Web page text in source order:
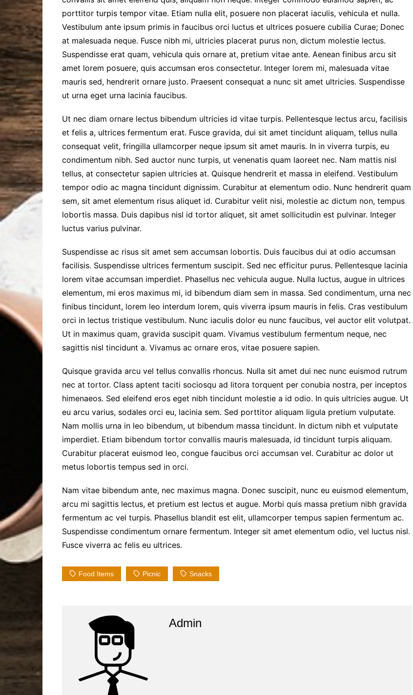
porttitor turpis tempor vitae. Etiam nulla elit, posuere non placerat iaculis, vehicula et nulla.
Vestibulum ante ipsum primis in faucibus orci luctus et ultrices posuere cubilia Curae; Donec
at malesuada neque. Fusce nibh mi, ultricies placerat purus non, dictum molestie lectus.
Suspendisse erat quam, vehicula quis ornare at, pretium vitae ante. Aenean finibus arcu sit
amet lorem posuere, quis accumsan eros consectetur. Integer lorem mi, malesuada vitae
mauris sed, hendrerit ornare justo. Praesent consequat a nunc sit amet ultricies. Suspendisse
ut urna eget urna lacinia faucibus.
Ut nec diam ornare lectus bibendum ultricies id vitae turpis. Pellentesque lectus arcu, facilisis
et felis a, ultrices fermentum erat. Fusce gravida, dui sit amet tincidunt aliquam, tellus nulla
consequat velit, fringilla ullamcorper neque ipsum sit amet mauris. In in viverra turpis, eu
condimentum nibh. Sed auctor nunc turpis, ut venenatis quam laoreet nec. Nam mattis nisl
tellus, at consectetur sapien ultricies at. Quisque hendrerit et massa in eleifend. Vestibulum
tempor odio ac magna tincidunt dignissim. Curabitur at elementum odio. Nunc hendrerit quam
sem, sit amet elementum risus aliquet id. Curabitur velit nisi, molestie ac dictum non, tempus
lobortis massa. Duis dapibus nisl id tortor aliquet, sit amet sollicitudin est pulvinar. Integer
luctus varius pulvinar.
Suspendisse ac risus sit amet sem accumsan lobortis. Duis faucibus dui at odio accumsan
facilisis. Suspendisse ultrices fermentum suscipit. Sed nec efficitur purus. Pellentesque lacinia
lorem vitae accumsan imperdiet. Phasellus nec vehicula augue. Nulla luctus, augue in ultrices
elementum, mi eros maximus mi, id bibendum diam sem in massa. Sed condimentum, urna nec
finibus tincidunt, lorem leo interdum lorem, quis viverra ipsum mauris in felis. Cras vestibulum
orci in lectus tristique vestibulum. Nunc iaculis dolor eu nunc faucibus, vel auctor elit volutpat.
Ut in maximus quam, gravida suscipit quam. Vivamus vestibulum fermentum neque, nec
sagittis nisl tincidunt a. Vivamus ac ornare eros, vitae posuere sapien.
Quisque gravida arcu vel tellus convallis rhoncus. Nulla sit amet dui nec nunc euismod rutrum
nec at tortor. Class aptent taciti sociosqu ad litora torquent per conubia nostra, per inceptos
himenaeos. Sed eleifend eros eget nibh tincidunt molestie a id odio. In quis ultricies augue. Ut
eu arcu varius, sodales orci eu, lacinia sem. Sed porttitor aliquam ligula pretium vulputate.
Nam mollis urna in leo bibendum, ut bibendum massa tincidunt. In dictum nibh et vulputate
imperdiet. Etiam bibendum tortor convallis mauris malesuada, id tincidunt turpis aliquam.
Curabitur placerat euismod leo, congue faucibus orci accumsan vel. Curabitur ac dolor ut
metus lobortis tempus sed in orci.
Nam vitae bibendum ante, nec maximus magna. Donec suscipit, nunc eu euismod elementum,
arcu mi sagittis lectus, et pretium est lectus et augue. Morbi quis massa pretium nibh gravida
fermentum ac vel turpis. Phasellus blandit est elit, ullamcorper tempus sapien fermentum ac.
Suspendisse condimentum ornare fermentum. Integer sit amet elementum odio, vel luctus nisl.
Fusce viverra ac felis eu ultrices.
Food Items Picnic Snacks
Admin